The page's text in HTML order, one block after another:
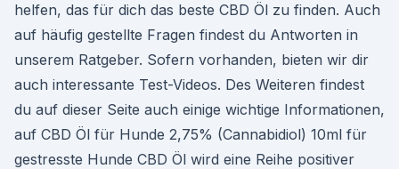
helfen, das für dich das beste CBD Öl zu finden. Auch
auf häufig gestellte Fragen findest du Antworten in
unserem Ratgeber. Sofern vorhanden, bieten wir dir
auch interessante Test-Videos. Des Weiteren findest
du auf dieser Seite auch einige wichtige Informationen,
auf CBD Öl für Hunde 2,75% (Cannabidiol) 10ml für
gestresste Hunde CBD Öl wird eine Reihe positiver